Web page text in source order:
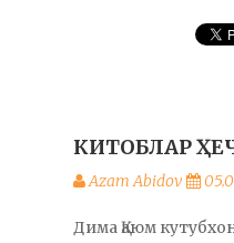
КИТОБЛАР
Azam Abidov
Дима Қаюм